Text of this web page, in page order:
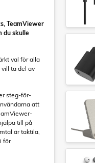
TeamViewer
du skulle
val för alla
ta del av
steg-för-
att
till på
är taktila,
för